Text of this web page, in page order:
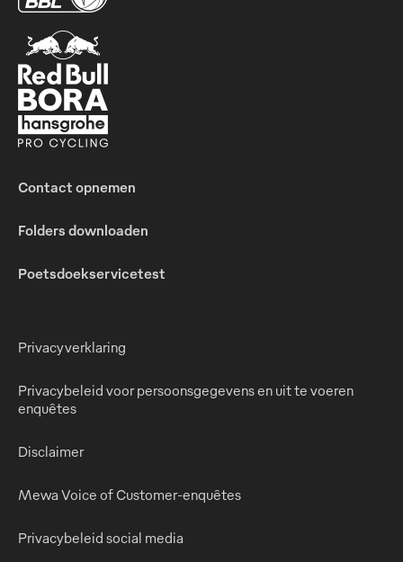
Contact opnemen
Folders downloaden
Poetsdoekservicetest
Privacyverklaring
Privacybeleid voor persoonsgegevens en uit te voeren
enquêtes
Disclaimer
Mewa Voice of Customer-enquêtes
Privacybeleid social media